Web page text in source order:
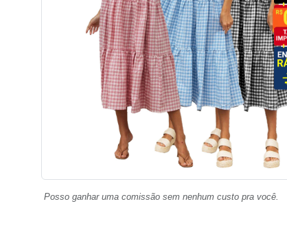
Posso ganhar uma comissão sem nenhum custo pra você.